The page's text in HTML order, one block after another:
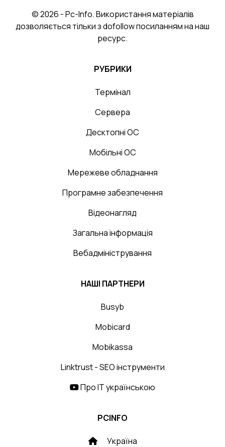
© 2026 - Pc-Info. Використання матеріалів
дозволяється тільки з dofollow посиланням на наш
ресурс.
РУБРИКИ
Термінал
Сервера
Десктопні ОС
Мобільні ОС
Мережеве обладнання
Програмне забезпечення
Відеонагляд
Загальна інформація
Вебадміністрування
НАШІ ПАРТНЕРИ
Busyb
Mobicard
Mobikassa
Linktrust - SEO інструменти
Про IT українською
PCINFO
Україна